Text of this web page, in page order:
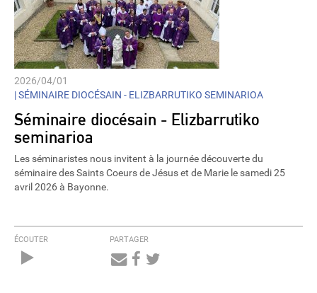
2026/04/01
|SÉMINAIRE DIOCÉSAIN - ELIZBARRUTIKO SEMINARIOA
Séminaire diocésain - Elizbarrutiko
seminarioa
Les séminaristes nous invitent à la journée découverte du
séminaire des Saints Coeurs de Jésus et de Marie le samedi 25
avril 2026 à Bayonne.
ÉCOUTER PARTAGER